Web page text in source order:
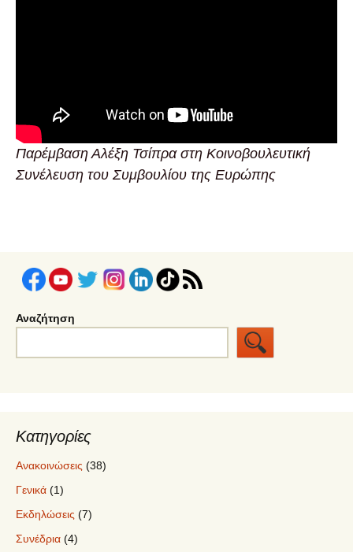
Παρέμβαση Αλέξη Τσίπρα στη Κοινοβουλευτική
Συνέλευση του Συμβουλίου της Ευρώπης
Αναζήτηση
Κατηγορίες
Ανακοινώσεις (38)
Γενικά (1)
Εκδηλώσεις (7)
Συνέδρια (4)